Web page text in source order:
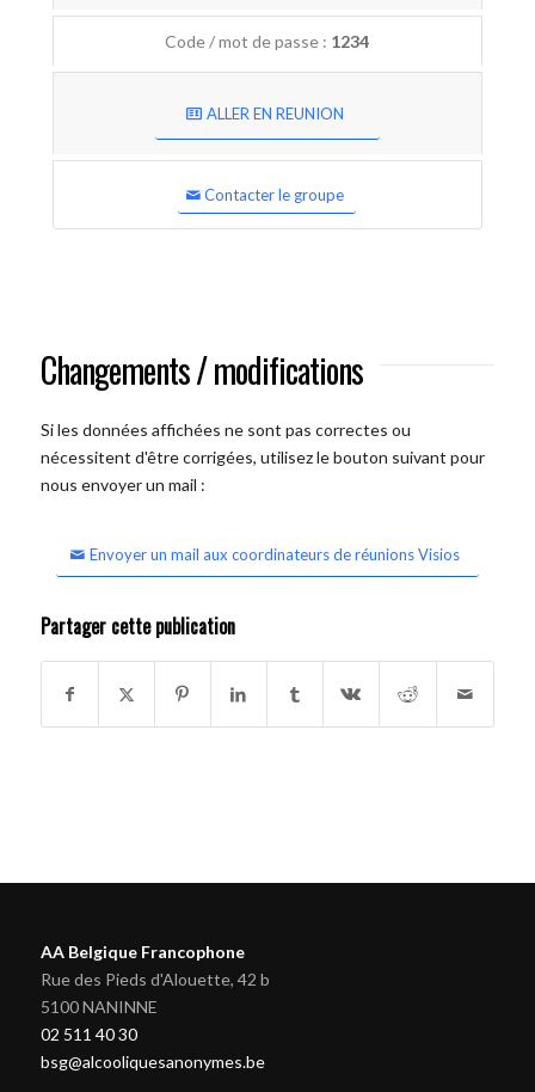
Code / mot de passe : 1234
ALLER EN REUNION
Contacter le groupe
Changements / modifications
Si les données affichées ne sont pas correctes ou
nécessitent d'être corrigées, utilisez le bouton suivant pour
nous envoyer un mail :
Envoyer un mail aux coordinateurs de réunions Visios
Partager cette publication
AA Belgique Francophone
Rue des Pieds d'Alouette, 42 b
5100 NANINNE
02 511 40 30
bsg@alcooliquesanonymes.be